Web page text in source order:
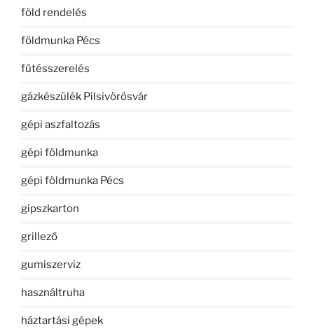
föld rendelés
földmunka Pécs
fűtésszerelés
gázkészülék Pilsivörösvár
gépi aszfaltozás
gépi földmunka
gépi földmunka Pécs
gipszkarton
grillező
gumiszerviz
használtruha
háztartási gépek